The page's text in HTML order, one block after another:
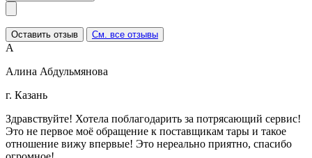
Оставить отзыв См. все отзывы
А
Алина Абдульмянова
г. Казань
Здравствуйте! Хотела поблагодарить за потрясающий сервис!
Это не первое моё обращение к поставщикам тары и такое
отношение вижу впервые! Это нереально приятно, спасибо